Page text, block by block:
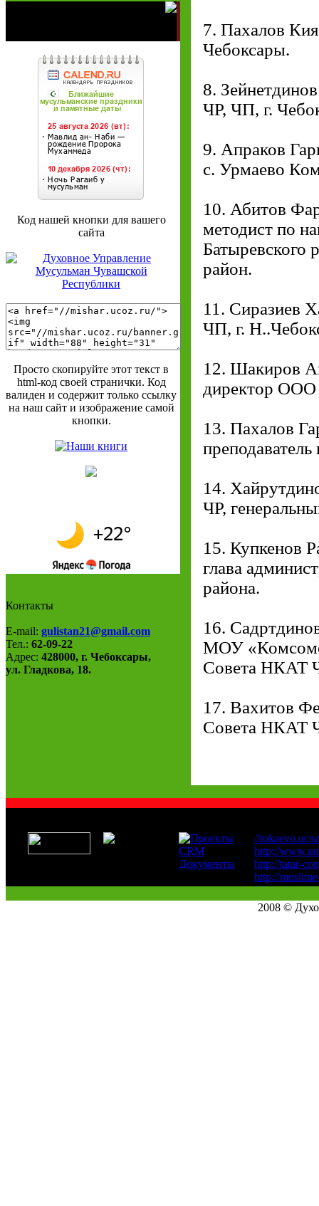
Код нашей кнопки для вашего
сайта
Просто скопируйте этот текст в
html-код своей странички. Код
валиден и содержит только ссылку
на наш сайт и изображение самой
кнопки.
Контакты
E-mail: gulistan21@gmail.com
Тел.: 62-09-22
Адрес: 428000, г. Чебоксары,
ул. Гладкова, 18.
7. Пахалов
Чебоксары.
8.
ЧР, ЧП, г.
9. Апраков
с. Урмаево
10. Абитов
методист по
Батыревского
район.
11. Сиразиев
ЧП, г.
12. Шакиров
директор
13. Пахалов
14.
ЧР,
15. Купкенов
глава
района.
16.
МОУ
Совета НКАТ
17. Вахитов
Совета НКАТ
//
http://
http://tatar-
http://
2008 ©